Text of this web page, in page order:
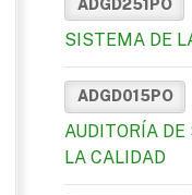
ADGD251PO
SISTEMA DE
ADGD015PO
AUDITORÍA
LA CALIDAD